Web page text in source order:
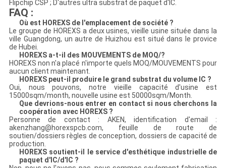
Flipchip CSP ; D'autres ultra substrat de paquet d'IC.
FAQ :
Où est HOREXS de l'emplacement de société ?
Le groupe de HOREXS a deux usines, vieille usine située dans la
ville Guangdong, un autre de Huizhou est situé dans le provice
de Hubei.
HOREXS a-t-il des MOUVEMENTS de MOQ/?
HOREXS non n'a placé n'importe quels MOQ/MOUVEMENTS pour
aucun client maintenant.
HOREXS peut-il produire le grand substrat du volume IC ?
Oui, nous pouvons, notre vieille capacité d'usine est
15000sqm/month, nouvelle usine est 50000sqm/Month.
Que devrions-nous entrer en contact si nous cherchons la
coopération avec HOREXS ?
Personne de contact : AKEN, identification d'email :
akenzhang@horexspcb.com, feuille de route de
soutien/dossiers règles de conception, dossiers de capacité de
production.
HOREXS soutient-il le service d'esthétique industrielle de
paquet d'IC/d'IC ?